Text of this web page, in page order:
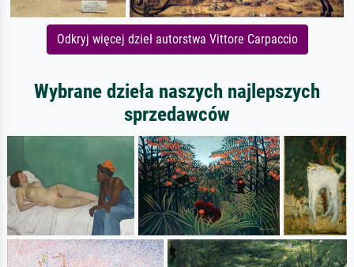
Odkryj więcej dzieł autorstwa Vittore Carpaccio
Wybrane dzieła naszych najlepszych
sprzedawców